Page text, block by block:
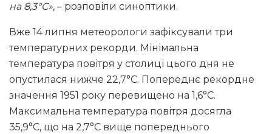
на 8,3°С», – розповіли синоптики.
Вже 14 липня метеорологи зафіксували три
температурних рекорди. Мінімальна
температура повітря у столиці цього дня не
опустилася нижче 22,7°С. Попереднє рекордне
значення 1951 року перевищено на 1,6°С.
Максимальна температура повітря досягла
35,9°С, що на 2,7°С вище попереднього